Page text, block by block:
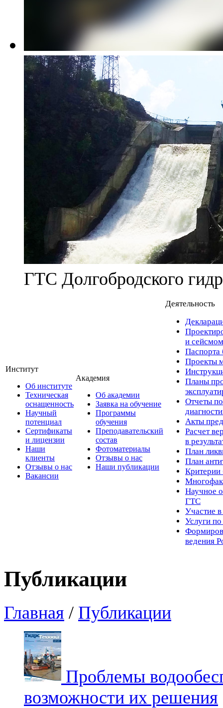
ГТС Долгобродского
Институт
Об институте
Техническая
оснащенность
Научный
потенциал
Сертификаты
и лицензии
Наши
клиенты
Отзывы о нас
Вакансии
Академия
Об академии
Заявка на обучение
Программы
обучения
Преподавательский
состав
Фотоматериалы
Отзывы о нас
Наши публикации
Деятельность
и
Паспорта
Проекты
Планы
Отчеты по
Акты
Расчет
в
План
План
Критерии
Научное
ГТС
Участие
Услуги
ведения
Публикации
Главная / Публикации
Проблемы
возможности их решения